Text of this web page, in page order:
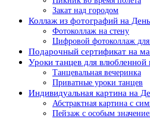
Закат над городом
Коллаж из фотографий на
Фотоколлаж на стену
Цифровой фотоколлаж для
Подарочный сертификат на
Уроки танцев для влюбленной
Танцевальная вечеринка
Приватные уроки танцев
Индивидуальная картина на
Абстрактная картина с
Пейзаж с особым